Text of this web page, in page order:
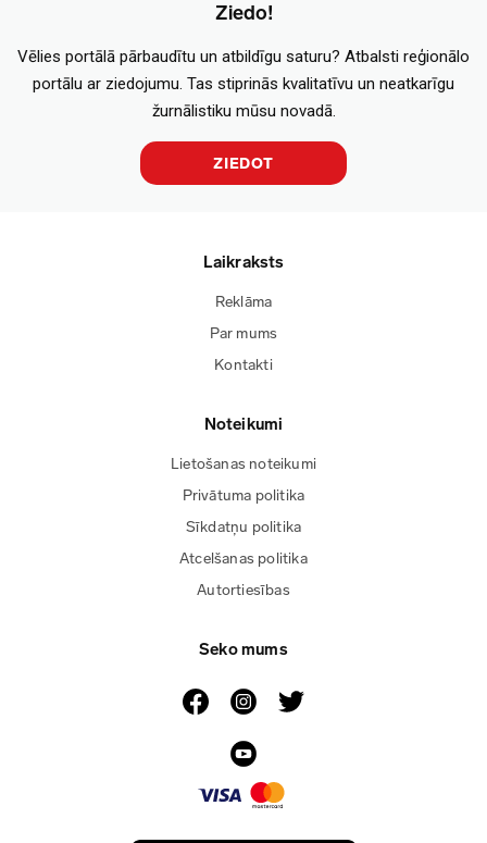
Ziedo!
Vēlies portālā pārbaudītu un atbildīgu saturu? Atbalsti reģionālo
portālu ar ziedojumu. Tas stiprinās kvalitatīvu un neatkarīgu
žurnālistiku mūsu novadā.
ZIEDOT
Laikraksts
Reklāma
Par mums
Kontakti
Noteikumi
Lietošanas noteikumi
Privātuma politika
Sīkdatņu politika
Atcelšanas politika
Autortiesības
Seko mums